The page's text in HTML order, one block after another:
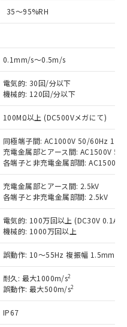
35～95%RH
0.1mm/s～0.5m/s
電気的: 30回/分以下
機械的: 120回/分以下
100MΩ以上 (DC500Vメガにて)
同極端子間: AC1000V 50/60Hz
充電金属部とアース間: AC1500V
各端子と非充電金属部間: AC1500V
充電金属部とアース間: 2.5kV
各端子と非充電金属部間: 2.5kV
電気的: 100万回以上 (DC30V 0.1A)
機械的: 1000万回以上
誤動作: 10～55Hz 複振幅 1.5mm
耐久: 最大1000m/s2
誤動作: 最大500m/s2
IP67
だき、同意のうえ
制御機器事業取扱
および標準価格
いただくもので
扱商品の中には、
となる商品もある
い。
価格照会結果は、
時点での社内デー
るものであり、閲
合があることをご
令（10物質）の
提供可能な商品で
（10物質）の非含
指令（10物質）の
、対応品を出す予
指令（10物質）の
または確認中の
など無形物で、有
商品です。
非含有部品として
明した場合などや
、ポリ臭化ビフェニル
化ジフェニルエーテル類
有率が中国RoHSの
示します。
率が中国RoHSの
示します。
社販売部門へお問
T26572)：
、 Cd(カドミウ
製品のうち、外国
法に定める商品
」という）を輸出
する場合は、日本
または役務取引許
必要な手続きを